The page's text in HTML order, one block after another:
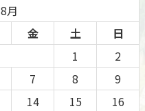
月
金 土
日
1
2
7 8
9
14 15
16